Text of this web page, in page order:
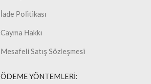
İade Politikası
Cayma Hakkı
Mesafeli Satış Sözleşmesi
ÖDEME YÖNTEMLERİ: